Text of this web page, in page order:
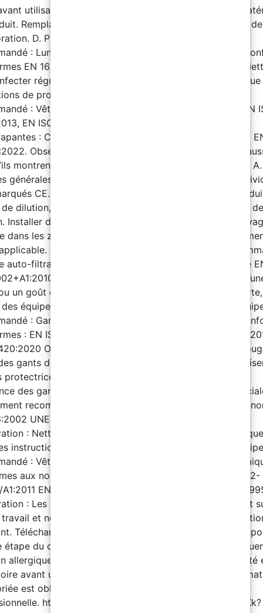
utilisation car la résistance peut varier selon les
Remplacer les gants dès qu’ils montrent des signes de
D. Protection oculaire et faciale : Équipement
: Lunettes panoramiques contre les projections,
EN 166:2002 et EN ISO 4007:2018. Observation :
régulièrement les lunettes. Utiliser en cas de risque
de produit. E. Protection du corps : Équipement
: Vêtements de travail : Conformes aux normes EN
EN ISO 13688:2013 et EN 464:1994. Chaussures
: Conformes aux normes EN ISO 20347:2022 et
Observation : Remplacer les vêtements ou les
montrent des signes de détérioration. Composant B A.
générales : Utiliser des équipements de protection
CE. Les recommandations sont adaptées au
dilution, ajuster les mesures selon l’usage et le degré de
Installer des douches de sécurité et des stations de
dans les zones de stockage, conformément à la
B. Protection respiratoire : Équipement
auto-filtrant pour gaz et vapeurs, conforme à la norme
Observation : Remplacer le masque dès
un goût est détecté. En cas d’absence de signal d’alerte,
équipements isolants. C. Protection des mains :
: Gants non jetables pour protection chimique,
: EN ISO 374-1:2016+A1:2018 EN 16523-
Observation : Le temps de passage
gants doit dépasser la durée d’utilisation. Ne pas
protectrices après un contact avec le produit. Tester la
des gants avant emploi. D. Protection oculaire et
recommandé : Écran facial complet conforme aux
UNE-EN ISO 18526-1 à 4:2020 EN ISO 4007:2018
: Nettoyer quotidiennement et désinfecter
instructions du fabricant. E. Protection du corps :
: Vêtements de protection contre les risques
aux normes : EN 13034:2005+A1:2009 EN ISO 13982-
EN ISO 6529:2013 EN ISO 6530:2005 EN
: Les vêtements doivent être utilisés exclusivement
et nettoyés régulièrement selon les
Téléchargez la fiche de données de sécurité (MSDS)
étape du cycle. Contient des isocyanates. Peut
allergique. La lecture de la fiche de données de sécurité
avant utilisation. À partir du 24 août 2023, une
est obligatoire avant toute utilisation industrielle ou
https://www.youtube.com/embed/olA5VkwLLKk?